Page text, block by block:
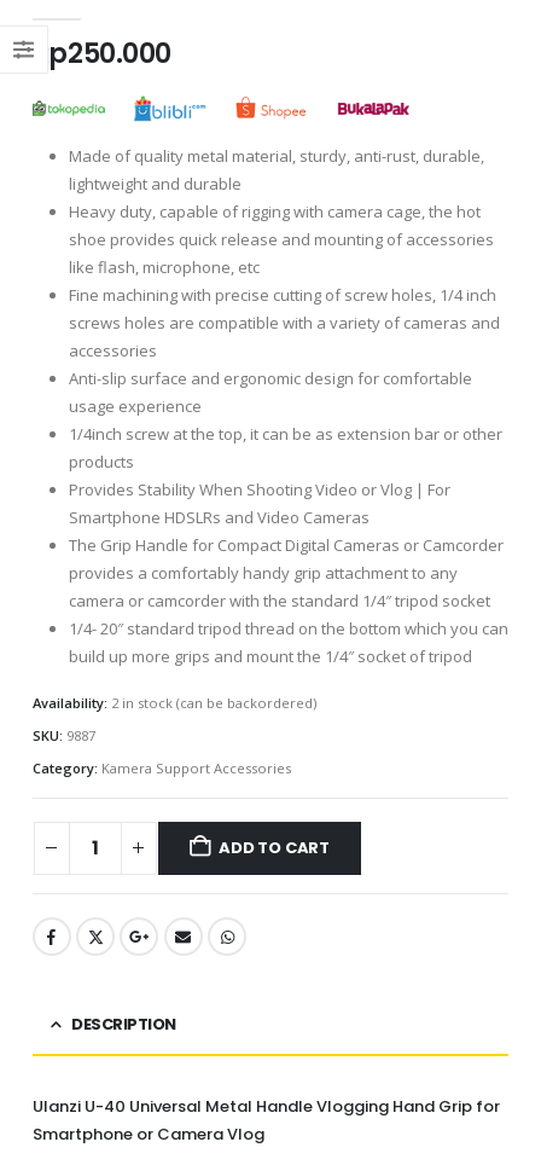
Rp250.000
Made of quality metal material, sturdy, anti-rust, durable,
lightweight and durable
Heavy duty, capable of rigging with camera cage, the hot
shoe provides quick release and mounting of accessories
like flash, microphone, etc
Fine machining with precise cutting of screw holes, 1/4 inch
screws holes are compatible with a variety of cameras and
accessories
Anti-slip surface and ergonomic design for comfortable
usage experience
1/4inch screw at the top, it can be as extension bar or other
products
Provides Stability When Shooting Video or Vlog | For
Smartphone HDSLRs and Video Cameras
The Grip Handle for Compact Digital Cameras or Camcorder
provides a comfortably handy grip attachment to any
camera or camcorder with the standard 1/4″ tripod socket
1/4- 20″ standard tripod thread on the bottom which you can
build up more grips and mount the 1/4″ socket of tripod
Availability: 2 in stock (can be backordered)
SKU: 9887
Category: Kamera Support Accessories
ADD TO CART
DESCRIPTION
Ulanzi U-40 Universal Metal Handle Vlogging Hand Grip for
Smartphone or Camera Vlog